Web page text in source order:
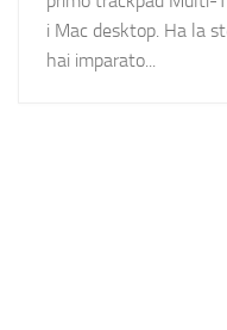
i Mac desktop. Ha la
hai imparato...